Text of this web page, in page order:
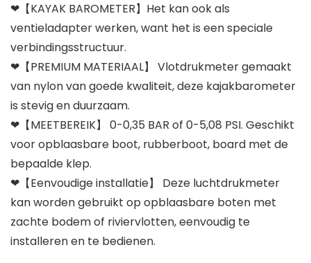
❤【KAYAK BAROMETER】Het kan ook als
ventieladapter werken, want het is een speciale
verbindingsstructuur.
❤【PREMIUM MATERIAAL】 Vlotdrukmeter gemaakt
van nylon van goede kwaliteit, deze kajakbarometer
is stevig en duurzaam.
❤【MEETBEREIK】 0-0,35 BAR of 0-5,08 PSI. Geschikt
voor opblaasbare boot, rubberboot, board met de
bepaalde klep.
❤【Eenvoudige installatie】 Deze luchtdrukmeter
kan worden gebruikt op opblaasbare boten met
zachte bodem of riviervlotten, eenvoudig te
installeren en te bedienen.